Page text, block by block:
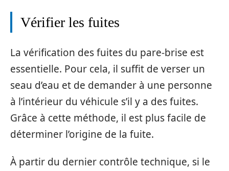
Vérifier les fuites
La vérification des fuites du pare-brise est
essentielle. Pour cela, il suffit de verser un
seau d’eau et de demander à une personne
à l’intérieur du véhicule s’il y a des fuites.
Grâce à cette méthode, il est plus facile de
déterminer l’origine de la fuite.
À partir du dernier contrôle technique, si le